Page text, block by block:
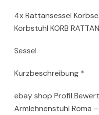
4x Rattansessel
Korbstuhl KORB
Sessel
Kurzbeschreibung *
ebay shop Profil
Armlehnenstuhl Roma